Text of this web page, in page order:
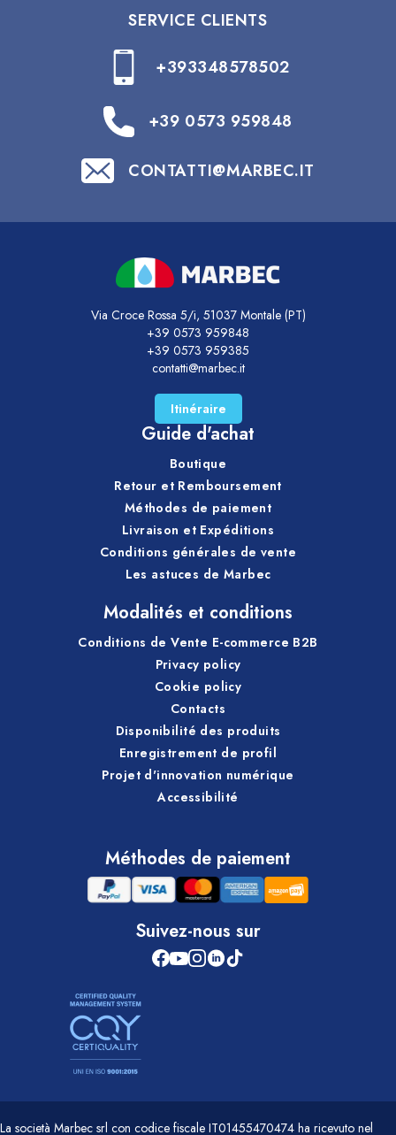
SERVICE CLIENTS
+393348578502
+39 0573 959848
CONTATTI@MARBEC.IT
Via Croce Rossa 5/i, 51037 Montale (PT)
+39 0573 959848
+39 0573 959385
contatti@marbec.it
Itinéraire
Guide d'achat
Boutique
Retour et Remboursement
Méthodes de paiement
Livraison et Expéditions
Conditions générales de vente
Les astuces de Marbec
Modalités et conditions
Conditions de Vente E-commerce B2B
Privacy policy
Cookie policy
Contacts
Disponibilité des produits
Enregistrement de profil
Projet d'innovation numérique
Accessibilité
Méthodes de paiement
Suivez-nous sur
La società Marbec srl con codice fiscale IT01455470474 ha ricevuto nel